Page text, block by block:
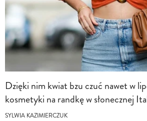
Dzięki nim kwiat bzu czuć nawet w
kosmetyki na randkę w słonecznej
SYLWIA KAZIMIERCZUK